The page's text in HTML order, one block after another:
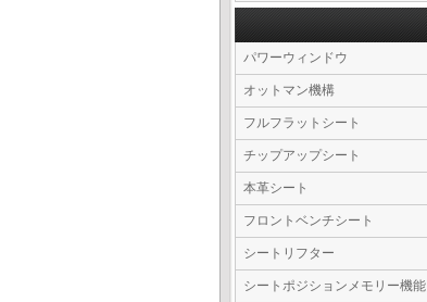
パワーウィンドウ
オットマン機構
フルフラットシート
チップアップシート
本革シート
フロントベンチシート
シートリフター
シートポジションメモリー機能